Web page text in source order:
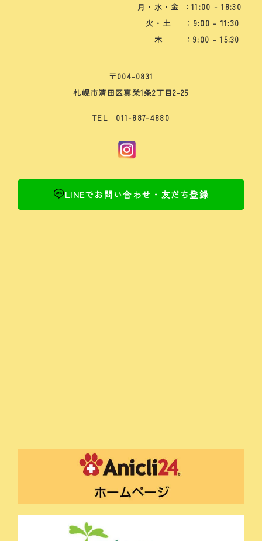
月・水・金
：11:00 - 18:30
火・土
：9:00 - 11:30
木
：9:00 - 15:30
〒004-0831
札幌市清田区真栄1条2丁目2-25
TEL 011-887-4880
LINEでお問い合わせ・友だち登録